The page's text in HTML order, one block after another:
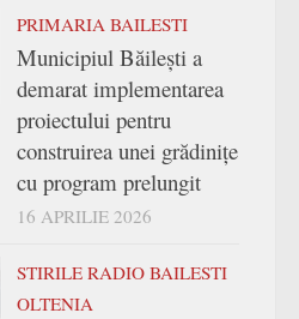
PRIMARIA BAILESTI
Municipiul Băilești a
demarat implementarea
proiectului pentru
construirea unei grădinițe
cu program prelungit
16 APRILIE 2026
STIRILE RADIO BAILESTI
OLTENIA